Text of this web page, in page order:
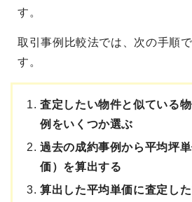
す。
取引事例比較法では、次の手順
す。
査定したい物件と似ている
例をいくつか選ぶ
過去の成約事例から平均坪
価）を算出する
算出した平均単価に査定し